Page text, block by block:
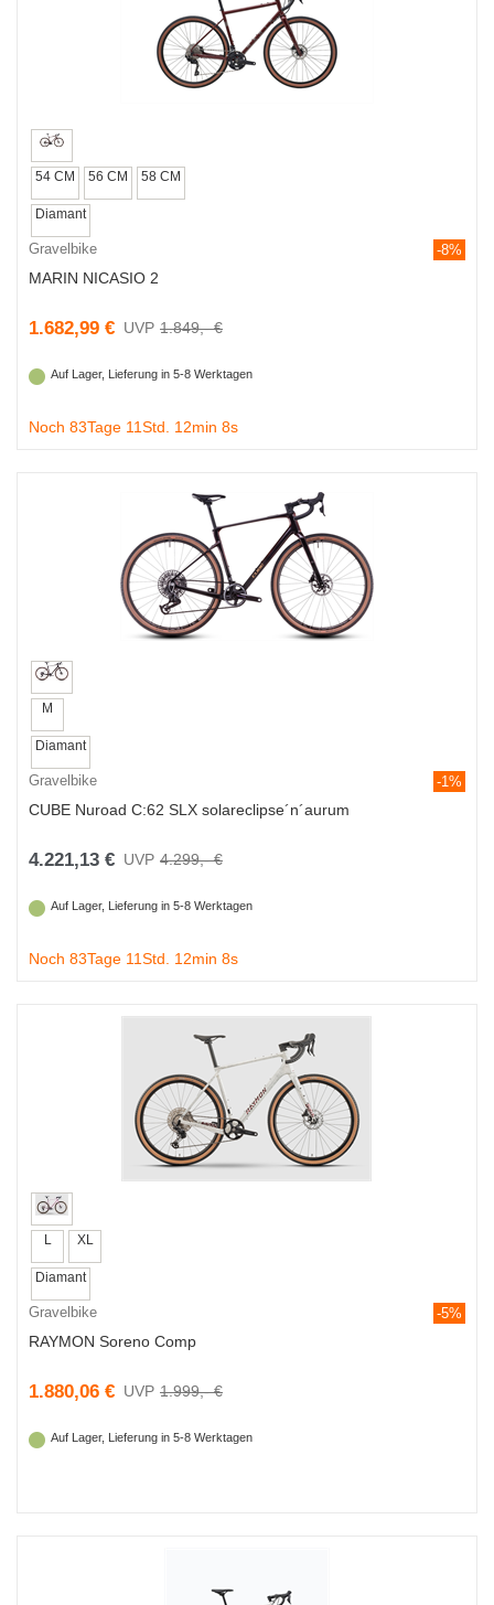
54 CM 56 CM 58 CM
Diamant
Gravelbike -8%
MARIN NICASIO 2
1.682,99 € 1.849,- €
Auf Lager, Lieferung in 5-8 Werktagen
Noch 83Tage 11Std. 12min 7s
M
Diamant
Gravelbike -1%
CUBE Nuroad C:62 SLX solareclipse´n´aurum
4.221,13 € 4.299,- €
Auf Lager, Lieferung in 5-8 Werktagen
Noch 83Tage 11Std. 12min 7s
L XL
Diamant
Gravelbike -5%
RAYMON Soreno Comp
1.880,06 € 1.999,- €
Auf Lager, Lieferung in 5-8 Werktagen